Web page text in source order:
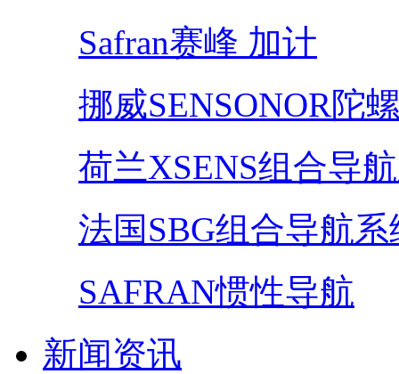
Safran赛峰 加计
挪威SENSONOR陀
荷兰XSENS组合导
法国SBG组合导航系
SAFRAN惯性导航
新闻资讯